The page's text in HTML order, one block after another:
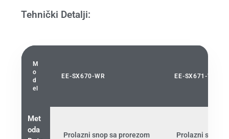
Tehnički Detalji:
M
o
d
el
EE-SX670-WR EE-SX671-WR
Met
oda
Prolazni snop sa prorezom Prolazni snop